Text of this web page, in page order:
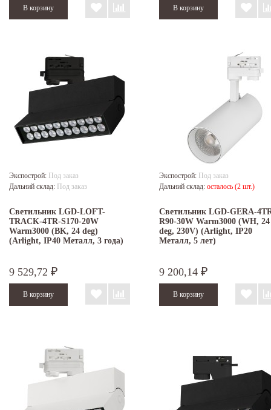
Экспострой: Под заказ
Дальний склад: Под заказ
Светильник LGD-LOFT-
TRACK-4TR-S170-20W
Warm3000 (BK, 24 deg)
(Arlight, IP40 Металл, 3 года)
9 529,72 ₽
Экспострой: Под заказ
Дальний склад: осталось (2 шт.)
Светильник LGD-GERA-
R90-30W Warm3000 (WH, 24
deg, 230V) (Arlight, IP20
Металл, 5 лет)
9 200,14 ₽